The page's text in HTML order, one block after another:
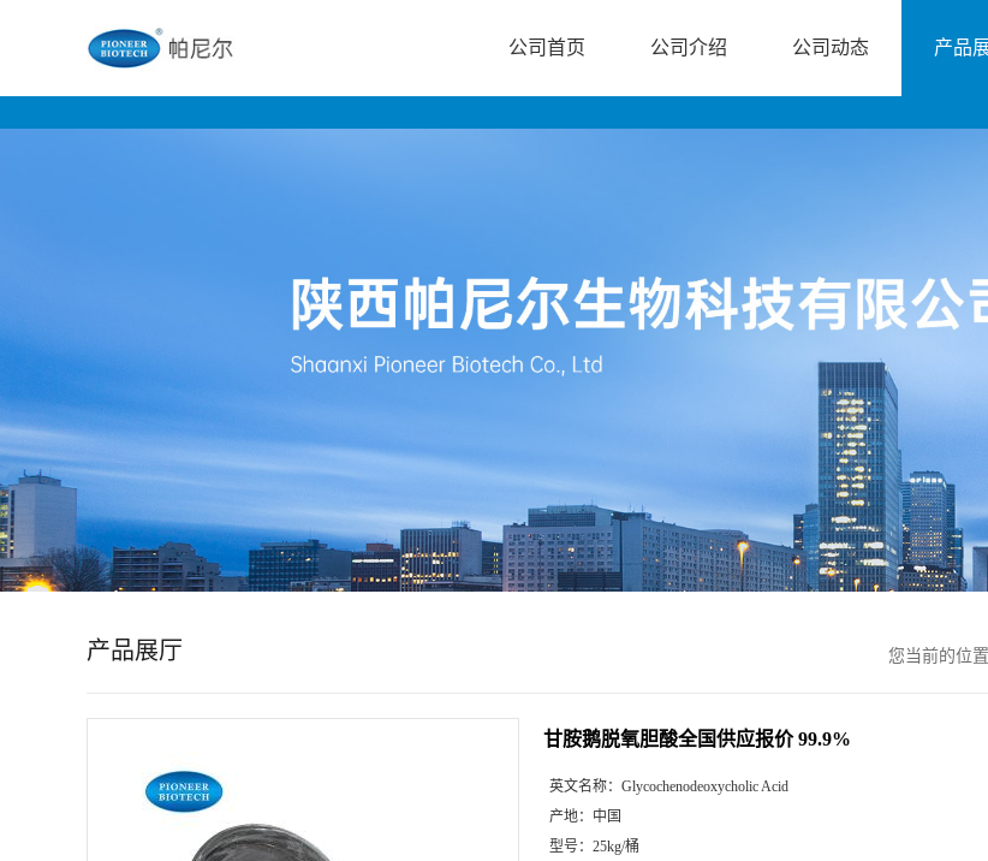
公
公司首页 公司介绍 公司动态 产品
产品展厅 您当前的位
甘胺鹅脱氧胆酸全国供应报价 99.9%
英文名称： Glycochenodeoxycholic Acid
产地： 中国
型号： 25kg/桶